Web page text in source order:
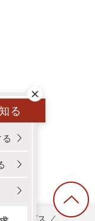
る
サービス